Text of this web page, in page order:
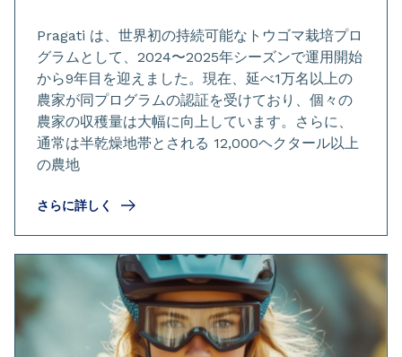
Pragati は、世界初の持続可能なトウゴマ栽培プロ
グラムとして、2024〜2025年シーズンで運用開始
から9年目を迎えました。現在、延べ1万名以上の
農家が同プログラムの認証を受けており、個々の
農家の収穫量は大幅に向上しています。さらに、
通常は半乾燥地帯とされる 12,000ヘクタール以上
の農地
さらに詳しく